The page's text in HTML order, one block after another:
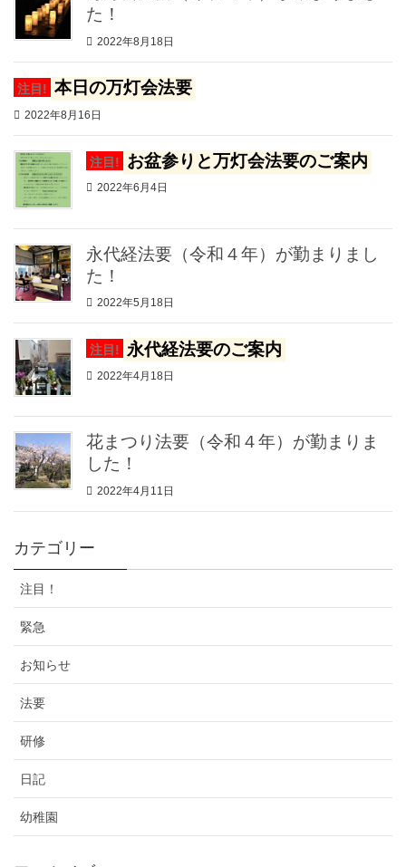
た！
2022年8月18日
注目! 本日の万灯会法要
2022年8月16日
注目! お盆参りと万灯会法要のご案内
2022年6月4日
永代経法要（令和４年）が勤まりまし
た！
2022年5月18日
注目! 永代経法要のご案内
2022年4月18日
花まつり法要（令和４年）が勤まりま
した！
2022年4月11日
カテゴリー
注目！
緊急
お知らせ
法要
研修
日記
幼稚園